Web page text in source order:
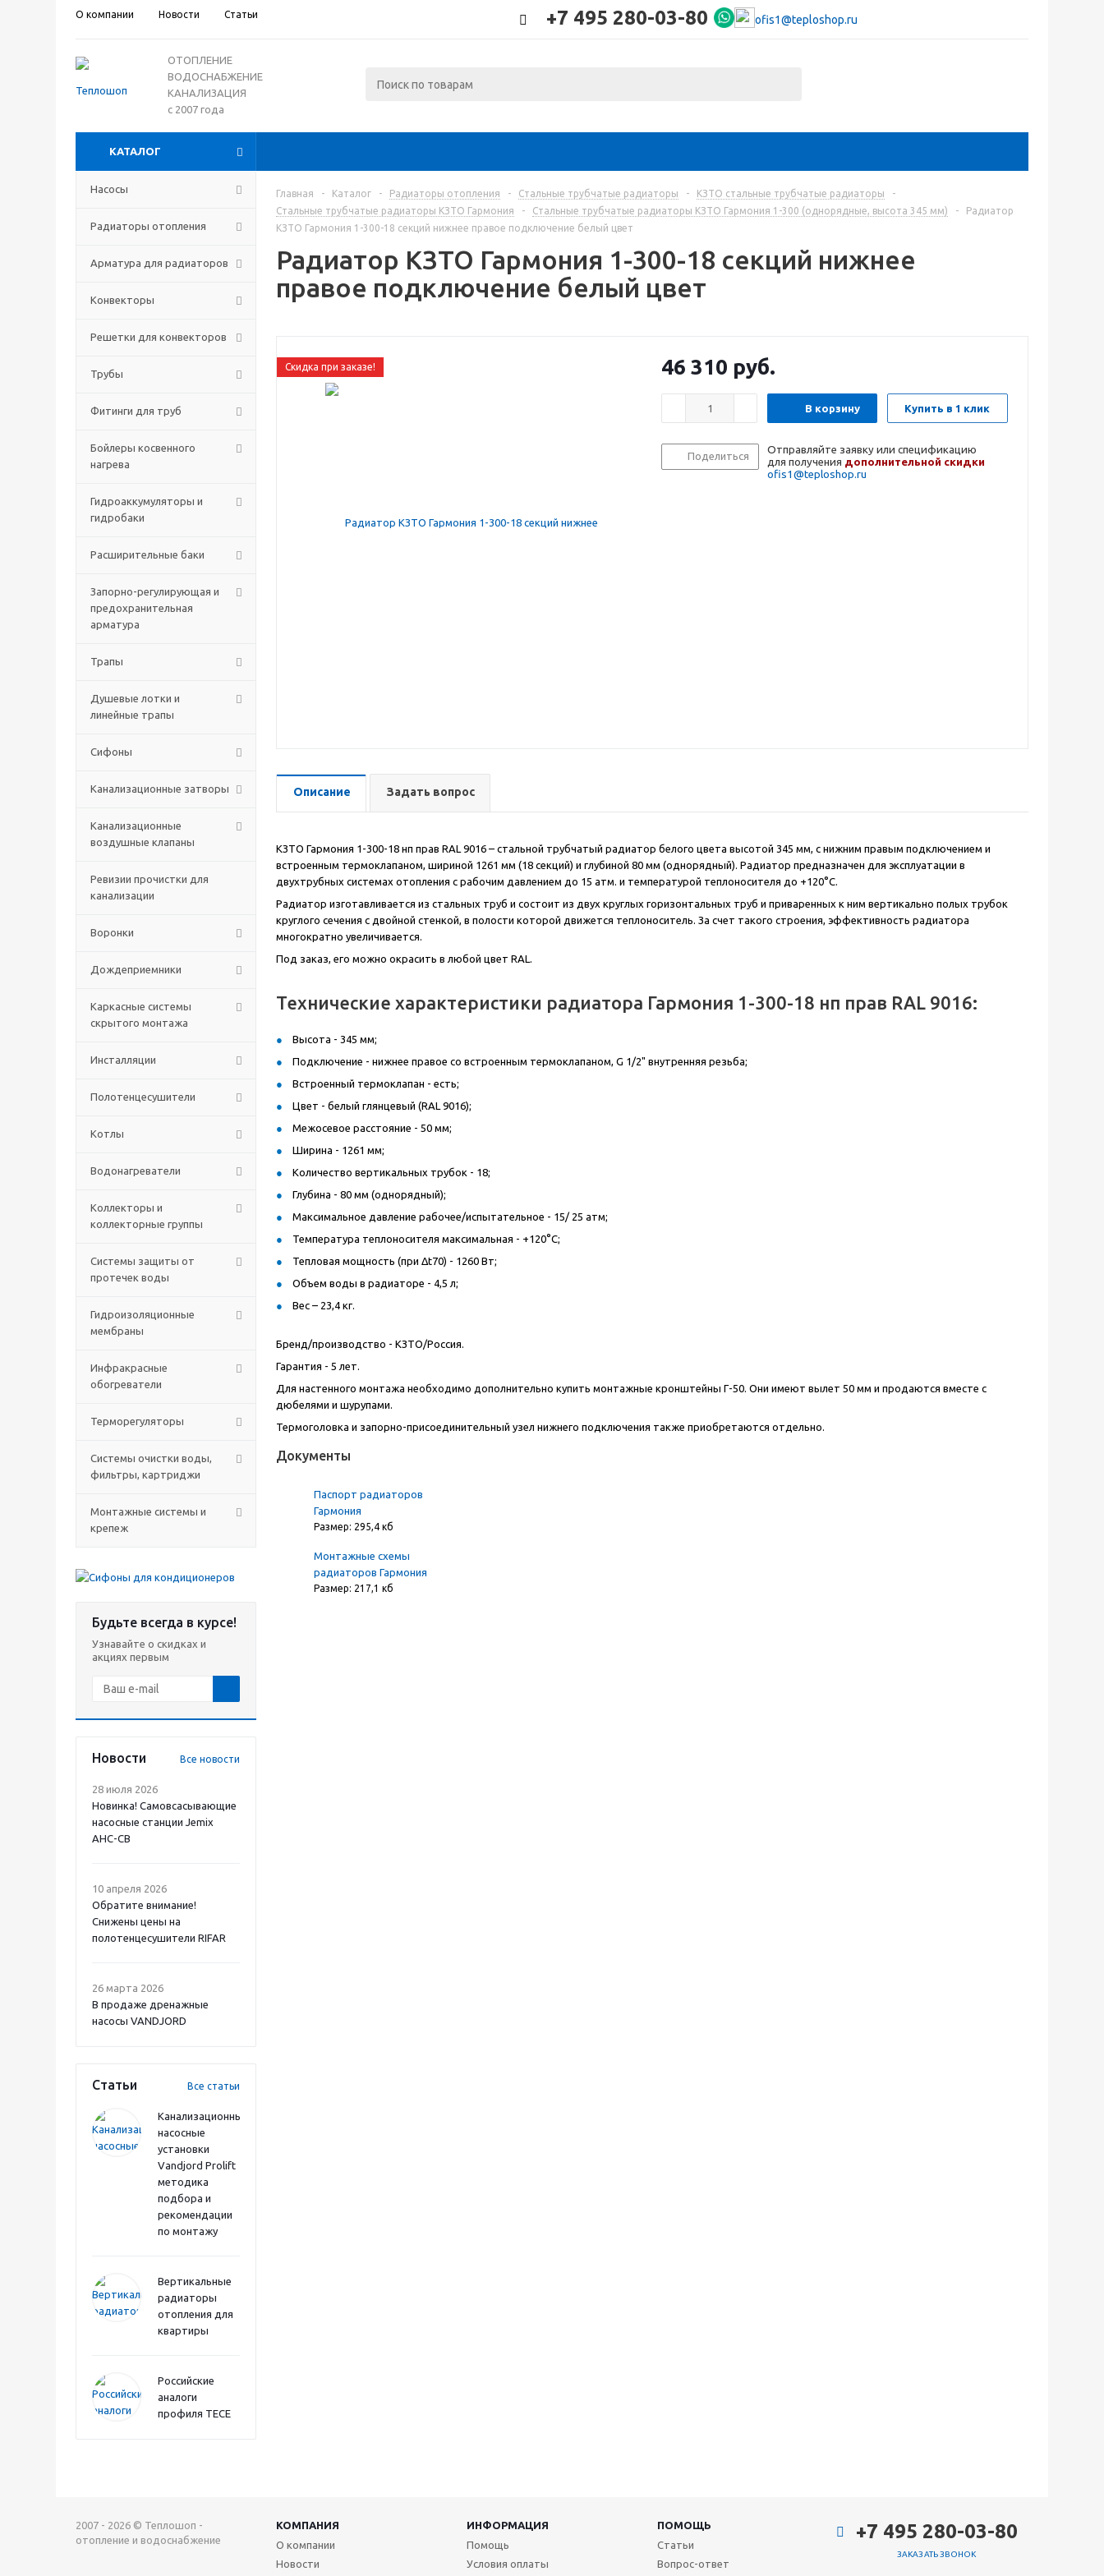
О компании Новости Статьи +7 495 280-03-80 ofis1@teploshop.ru
ОТОПЛЕНИЕ
ВОДОСНАБЖЕНИЕ
КАНАЛИЗАЦИЯ
с 2007 года
КАТАЛОГ
Насосы
Радиаторы отопления
Арматура для радиаторов
Конвекторы
Решетки для конвекторов
Трубы
Фитинги для труб
Бойлеры косвенного
нагрева
Гидроаккумуляторы и
гидробаки
Расширительные баки
Запорно-регулирующая и
предохранительная
арматура
Трапы
Душевые лотки и
линейные трапы
Сифоны
Канализационные затворы
Канализационные
воздушные клапаны
Ревизии прочистки для
канализации
Воронки
Дождеприемники
Каркасные системы
скрытого монтажа
Инсталляции
Полотенцесушители
Котлы
Водонагреватели
Коллекторы и
коллекторные группы
Системы защиты от
протечек воды
Гидроизоляционные
мембраны
Инфракрасные
обогреватели
Терморегуляторы
Системы очистки воды,
фильтры, картриджи
Монтажные системы и
крепеж
Будьте всегда в курсе!
Узнавайте о скидках и
акциях первым
Новости Все новости
28 июля 2026
Новинка! Самовсасывающие
насосные станции Jemix
АНС-СВ
10 апреля 2026
Обратите внимание!
Снижены цены на
полотенцесушители RIFAR
26 марта 2026
В продаже дренажные
насосы VANDJORD
Статьи Все статьи
Канализационные
насосные
установки
Vandjord Prolift
методика
подбора и
рекомендации
по монтажу
Вертикальные
радиаторы
отопления для
квартиры
Российские
аналоги
профиля TECE
Главная - Каталог - Радиаторы отопления - Стальные трубчатые радиаторы - КЗТО стальные трубчатые радиаторы
-
Стальные трубчатые радиаторы КЗТО Гармония
- Стальные трубчатые радиаторы КЗТО Гармония 1-300 (однорядные, высота 345 мм) -
Радиатор
КЗТО Гармония 1-300-18 секций нижнее правое подключение белый цвет
Радиатор КЗТО Гармония 1-300-18 секций нижнее
правое подключение белый цвет
Скидка при заказе! 46 310 руб.
В корзину Купить в 1 клик
Поделиться
Отправляйте заявку или спецификацию
для получения дополнительной скидки
ofis1@teploshop.ru
Описание Задать вопрос
КЗТО Гармония 1-300-18 нп прав RAL 9016 – стальной трубчатый радиатор белого цвета высотой 345 мм, с нижним правым подключением и
встроенным термоклапаном, шириной 1261 мм (18 секций) и глубиной 80 мм (однорядный). Радиатор предназначен для эксплуатации в
двухтрубных системах отопления с рабочим давлением до 15 атм. и температурой теплоносителя до +120°С.
Радиатор изготавливается из стальных труб и состоит из двух круглых горизонтальных труб и приваренных к ним вертикально полых трубок
круглого сечения с двойной стенкой, в полости которой движется теплоноситель. За счет такого строения, эффективность радиатора
многократно увеличивается.
Под заказ, его можно окрасить в любой цвет RAL.
Технические характеристики радиатора Гармония 1-300-18 нп прав RAL 9016:
Высота - 345 мм;
Подключение - нижнее правое со встроенным термоклапаном, G 1/2" внутренняя резьба;
Встроенный термоклапан - есть;
Цвет - белый глянцевый (RAL 9016);
Межосевое расстояние - 50 мм;
Ширина - 1261 мм;
Количество вертикальных трубок - 18;
Глубина - 80 мм (однорядный);
Максимальное давление рабочее/испытательное - 15/ 25 атм;
Температура теплоносителя максимальная - +120°С;
Тепловая мощность (при Δt70) - 1260 Вт;
Объем воды в радиаторе - 4,5 л;
Вес – 23,4 кг.
Бренд/производство - КЗТО/Россия.
Гарантия - 5 лет.
Для настенного монтажа необходимо дополнительно купить монтажные кронштейны Г-50. Они имеют вылет 50 мм и продаются вместе с
дюбелями и шурупами.
Термоголовка и запорно-присоединительный узел нижнего подключения также приобретаются отдельно.
Документы
Паспорт радиаторов
Гармония
Размер: 295,4 кб
Монтажные схемы
радиаторов Гармония
Размер: 217,1 кб
2007 - 2026 © Теплошоп -
отопление и водоснабжение
КОМПАНИЯ ИНФОРМАЦИЯ
ПОМОЩЬ
О компании
Новости
Помощь
Условия оплаты
Статьи
Вопрос-ответ
+7 495 280-03-80
ЗАКАЗАТЬ ЗВОНОК